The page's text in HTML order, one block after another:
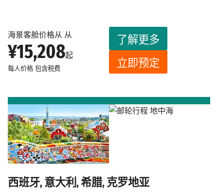
海景客舱价格从 从
¥15,208起
每人价格 包含税费
了解更多
立即预定
西班牙, 意大利, 希腊, 克罗地亚